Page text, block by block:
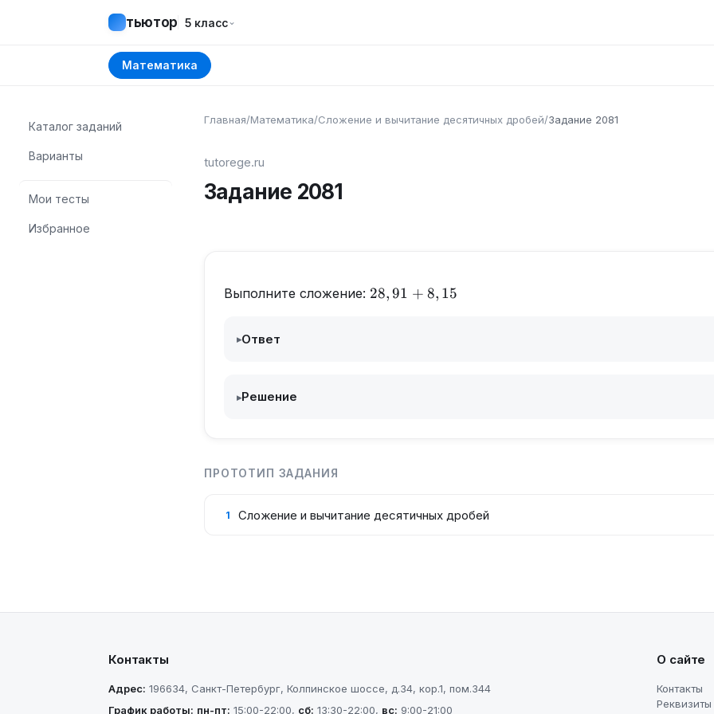
тьютор 5 класс⌄
Математика
Каталог заданий
Варианты
Мои тесты
Избранное
Главная/Математика/Сложение и вычитание десятичных дробей/Задание 2081
tutorege.ru
Задание 2081
Выполните сложение: 28,91
28,91 + 8, 15
▸Ответ
▸Решение
ПРОТОТИП ЗАДАНИЯ
1 Сложение и вычитание десятичных дробей
Контакты
Адрес: 196634, Санкт-Петербург, Колпинское шоссе, д.34, кор.1, пом.344
График работы: пн-пт: 15:00-22:00, сб: 13:30-22:00, вс: 9:00-21:00
О сайте
Контакты
Реквизиты